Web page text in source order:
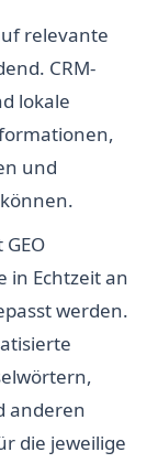
relevante
CRM-
lokale
und
GEO
Echtzeit an
werden.
anderen
die jeweilige